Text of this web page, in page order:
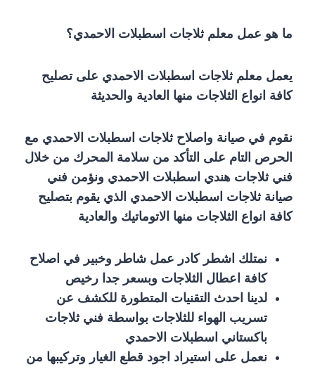
ما هو عمل معلم ثلاجات اسطبلات الاحمدي؟
يعمل معلم ثلاجات اسطبلات الاحمدي على تصليح
كافة انواع الثلاجات منها العادية والحديثة
نقوم في صيانة واصلاح ثلاجات اسطبلات الاحمدي مع
الحرص التام على التأكد من سلامة المحرك من خلال
فني ثلاجات هندي اسطبلات الاحمدي ونؤمن فني
صيانة ثلاجات اسطبلات الاحمدي الذي يقوم بتصليح
كافة انواع الثلاجات منها الاتوماتيك والعادية
نمتلك اشطر كادر عمل شاطر وخبير في اصلاح
كافة اعطال الثلاجات وبسعر جدا رخيص
لدينا احدث التقنيات المتطورة للكشف عن
تسريب الهواء للثلاجات بواسطة فني ثلاجات
باكستاني اسطبلات الاحمدي
نعمل على استيراد اجود قطع الغيار وتركيبها من